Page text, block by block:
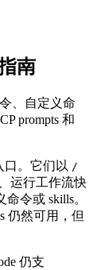
南
、自定义命
prompts 和
口。它们以 /
运行工作流快
令或 skills。
仍然可用，但
仍支